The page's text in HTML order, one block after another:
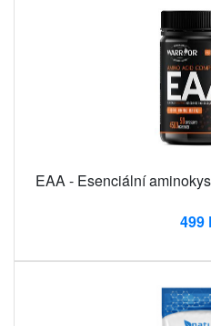
EAA - Esenciální
499